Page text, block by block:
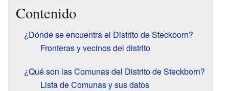
Contenido
¿Dónde se encuentra el Distrito de Steckborn?
Fronteras y vecinos del distrito
¿Qué son las Comunas del Distrito de Steckborn?
Lista de Comunas y sus datos